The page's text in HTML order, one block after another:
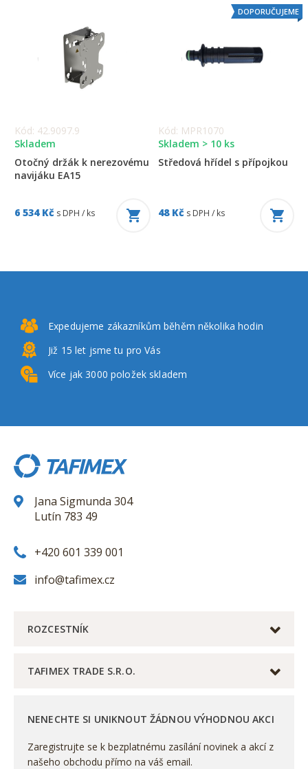
Kód: 42.9097.9
Skladem
Otočný držák k nerezovému
navijáku EA15
6 534 Kč s DPH / ks
DOPORUČUJEME
Kód: MPR1070
Skladem > 10 ks
Středová hřídel s přípojkou
48 Kč s DPH / ks
Expedujeme zákazníkům běhěm několika hodin
Již 15 let jsme tu pro Vás
Více jak 3000 položek skladem
Jana Sigmunda 304
Lutín 783 49
+420 601 339 001
info@tafimex.cz
ROZCESTNÍK
TAFIMEX TRADE S.R.O.
NENECHTE SI UNIKNOUT ŽÁDNOU VÝHODNOU AKCI
Zaregistrujte se k bezplatnému zasílání novinek a akcí z
našeho obchodu přímo na váš email.